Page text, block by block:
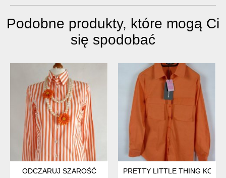
Podobne produkty, które mogą Ci
się spodobać
ODCZARUJ SZAROŚĆ
PRETTY LITTLE THING